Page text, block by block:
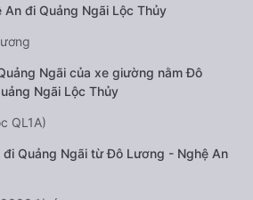
đi Quảng Ngãi Lộc Thủy
Ngãi của xe giường nằm Đô
Ngãi Lộc Thủy
QL1A)
đi Quảng Ngãi từ Đô Lương - Nghệ An